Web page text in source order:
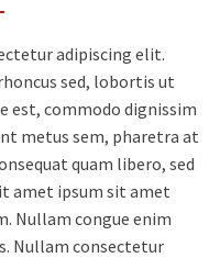
adipiscing elit.
sed, lobortis ut
est, commodo dignissim
metus sem, pharetra at
quam libero, sed
amet ipsum sit amet
Nullam congue enim
Nullam consectetur